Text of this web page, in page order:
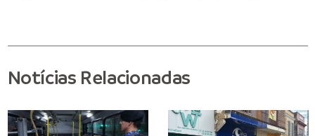
Notícias Relacionadas